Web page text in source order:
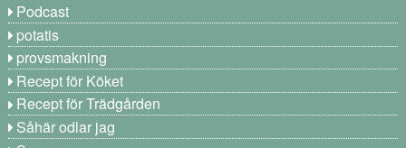
Podcast
potatis
provsmakning
Recept för Köket
Recept för Trädgården
Såhär odlar jag